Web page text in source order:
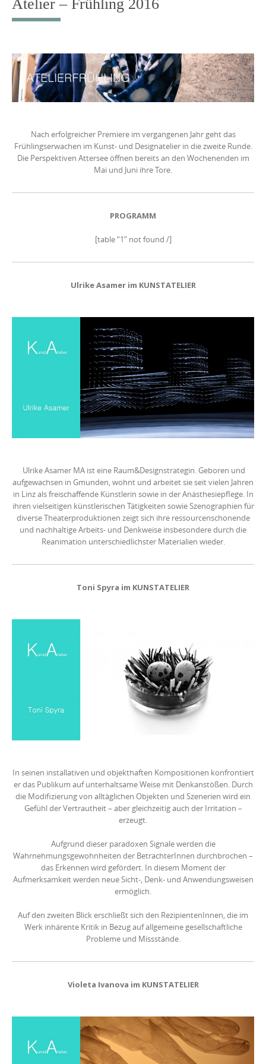
Atelier – Frühling 2016
Nach erfolgreicher Premiere im vergangenen Jahr geht das
Frühlingserwachen im Kunst- und Designatelier in die zweite Runde.
Die Perspektiven Attersee öffnen bereits an den Wochenenden im
Mai und Juni ihre Tore.
PROGRAMM
[table “1” not found /]
Ulrike Asamer im KUNSTATELIER
Ulrike Asamer MA ist eine Raum&Designstrategin. Geboren und
aufgewachsen in Gmunden, wohnt und arbeitet sie seit vielen Jahren
in Linz als freischaffende Künstlerin sowie in der Anästhesiepflege. In
ihren vielseitigen künstlerischen Tätigkeiten sowie Szenographien für
diverse Theaterproduktionen zeigt sich ihre ressourcenschonende
und nachhaltige Arbeits- und Denkweise insbesondere durch die
Reanimation unterschiedlichster Materialien wieder.
Toni Spyra im KUNSTATELIER
In seinen installativen und objekthaften Kompositionen konfrontiert
er das Publikum auf unterhaltsame Weise mit Denkanstößen. Durch
die Modifizierung von alltäglichen Objekten und Szenerien wird ein
Gefühl der Vertrautheit – aber gleichzeitig auch der Irritation –
erzeugt.
Aufgrund dieser paradoxen Signale werden die
Wahrnehmungsgewohnheiten der BetrachterInnen durchbrochen –
das Erkennen wird gefördert. In diesem Moment der
Aufmerksamkeit werden neue Sicht-, Denk- und Anwendungsweisen
ermöglich.
Auf den zweiten Blick erschließt sich den RezipientenInnen, die im
Werk inhärente Kritik in Bezug auf allgemeine gesellschaftliche
Probleme und Missstände.
Violeta Ivanova im KUNSTATELIER